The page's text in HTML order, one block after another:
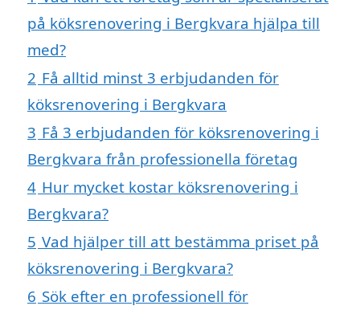
på köksrenovering i Bergkvara hjälpa till
med?
2 Få alltid minst 3 erbjudanden för
köksrenovering i Bergkvara
3 Få 3 erbjudanden för köksrenovering i
Bergkvara från professionella företag
4 Hur mycket kostar köksrenovering i
Bergkvara?
5 Vad hjälper till att bestämma priset på
köksrenovering i Bergkvara?
6 Sök efter en professionell för